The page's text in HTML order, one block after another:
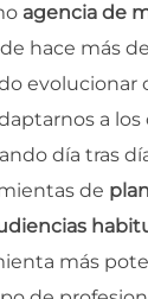
agencia de
hace más
evolucionar
a
día tras
de
más